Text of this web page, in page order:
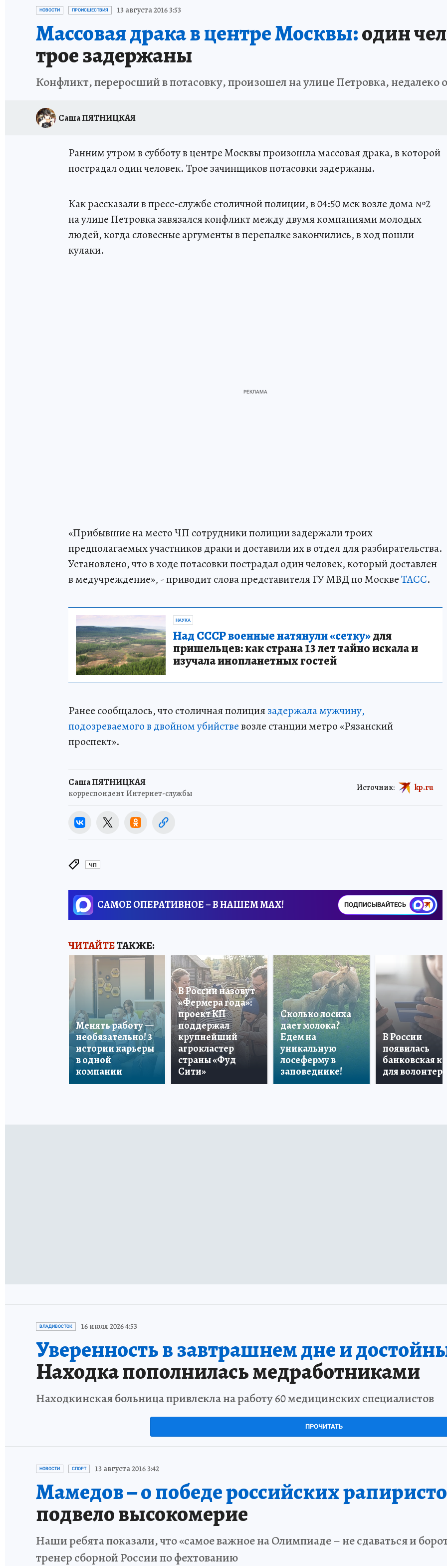
ИСПЫТАНО НА СЕБЕ
НОВОСТИ ПРОИСШЕСТВИЯ 13 августа 2016 3:53
Массовая драка в центре Москвы:один
трое задержаны
Конфликт, переросший в потасовку, произошел на улице Петровка, недалеко
Саша ПЯТНИЦКАЯ
Ранним утром в субботу в центре Москвы произошла массовая драка, в которой
пострадал один человек. Трое зачинщиков потасовки задержаны.
Как рассказали в пресс-службе столичной полиции, в 04:50 мск возле дома №2
на улице Петровка завязался конфликт между двумя компаниями молодых
людей, когда словесные аргументы в перепалке закончились, в ход пошли
кулаки.
«Прибывшие на место ЧП сотрудники полиции задержали троих
предполагаемых участников драки и доставили их в отдел для разбирательства.
Установлено, что в ходе потасовки пострадал один человек, который доставлен
в медучреждение», - приводит слова представителя ГУ МВД по МосквеТАСС.
НАУКА
Над СССР военные натянули «сетку»для
пришельцев: как страна 13 лет тайно искала и
изучала инопланетных гостей
Ранее сообщалось, что столичная полициязадержала мужчину,
подозреваемого в двойном убийствевозле станции метро «Рязанский
проспект».
Саша ПЯТНИЦКАЯ
корреспондент Интернет-службы
Источник: kp.ru
ЧП
САМОЕ ОПЕРАТИВНОЕ – В НАШЕМ MAX! ПОДПИСЫВАЙТЕСЬ
ЧИТАЙТЕТАКЖЕ:
Менять работу —
необязательно! 3
истории карьеры
в одной
компании
В России назовут
«Фермера года»:
проект КП
поддержал
крупнейший
агрокластер
страны «Фуд
Сити»
Сколько лосиха
дает молока?
Едем на
уникальную
лосеферму в
заповеднике!
В России
появилась
банковская
для волонтеров
ВЛАДИВОСТОК 16 июля 2026 4:53
Уверенность в завтрашнем дне и
Находка пополнилась медработниками
Находкинская больница привлекла на работу 60 медицинских специалистов
ПРОЧИТАТЬ
НОВОСТИ СПОРТ 13 августа 2016 3:42
Мамедов – о победе российских
подвело высокомерие
Наши ребята показали, что «самое важное на Олимпиаде – не сдаваться и
тренер сборной России по фехтованию